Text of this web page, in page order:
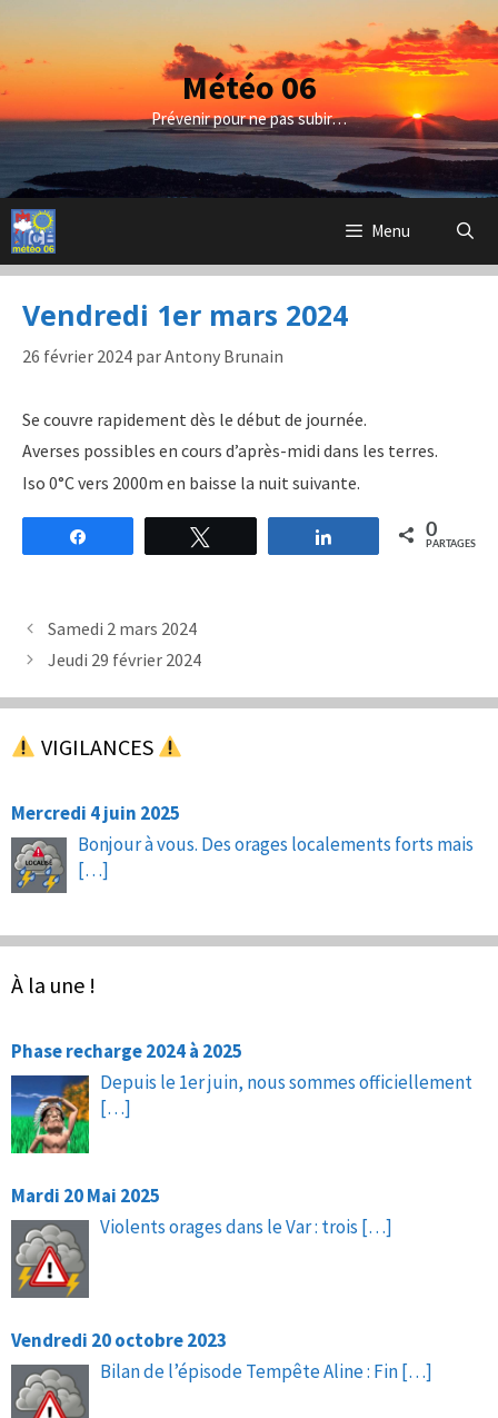
contenu
Météo 06
Prévenir pour ne pas subir…
Menu
Vendredi 1er mars 2024
26 février 2024 parAntony Brunain
Se couvre rapidement dès le début de journée.
Averses possibles en cours d’après-midi dans les terres.
Iso 0°C vers 2000m en baisse la nuit suivante.
Partagez 0
PARTAGES
Samedi 2 mars 2024
Jeudi 29 février 2024
VIGILANCES
Mercredi 4 juin 2025
Bonjour à vous. Des orages localements forts mais
[…]
À la une !
Phase recharge 2024 à 2025
Depuis le 1er juin, nous sommes officiellement
[…]
Mardi 20 Mai 2025
Violents orages dans le Var : trois […]
Vendredi 20 octobre 2023
Bilan de l’épisode Tempête Aline : Fin[…]